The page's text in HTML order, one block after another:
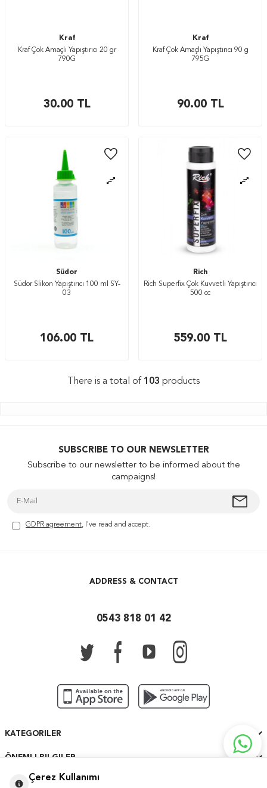
Kraf
Kraf Çok Amaçlı Yapıştırıcı 20 gr
790G
30.00TL
Kraf
Kraf Çok Amaçlı Yapıştırıcı 90 g
795G
90.00TL
Südor
Südor Slikon Yapıştırıcı 100 ml SY-
03
106.00 TL
Rich
Rich Superfix Çok Kuvvetli Yapıştırıcı
500 cc
559.00 TL
There is a total of 103 products
SUBSCRIBE TO OUR NEWSLETTER
Subscribe to our newsletter to be informed about the
campaigns!
GDPR agreement, I've read and accept.
ADDRESS & CONTACT
0543 818 01 42
KATEGORILER
ÖNEMLI BILGILER
HIZLI ERIŞIM
Çerez Kullanımı